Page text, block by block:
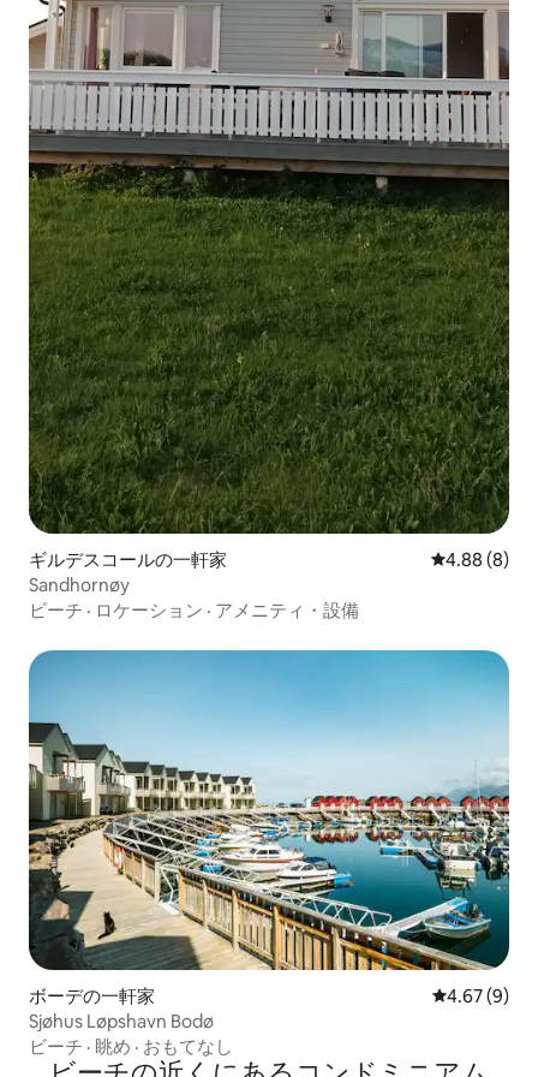
ギルデスコールの一軒家 レビュー8件
4.88 (8)
Sandhornøy
ビーチ · ロケーション · アメニティ・設備
ボーデの一軒家 レビュー9
4.67 (9)
Sjøhus Løpshavn Bodø
ビーチ · 眺め · おもてなし